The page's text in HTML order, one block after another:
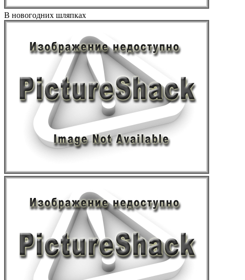
В новогодних шляпках